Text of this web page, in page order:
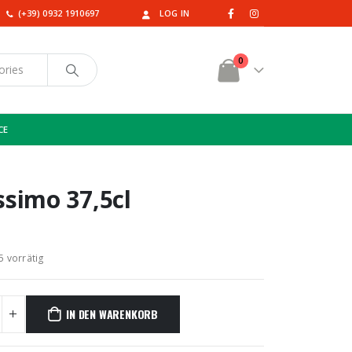
(+39) 0932 1910697 LOG IN
0
37,5cl
vorrätig
IN DEN WARENKORB